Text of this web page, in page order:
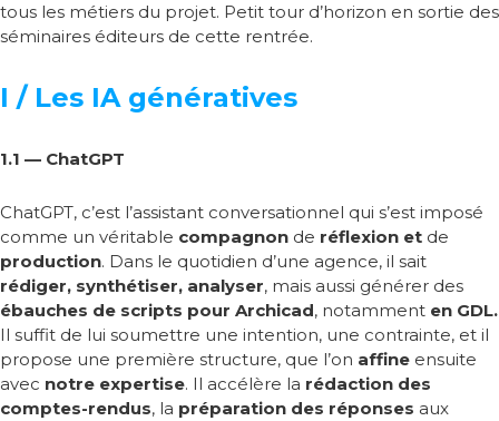
tous les métiers du projet. Petit tour d’horizon en sortie des
séminaires éditeurs de cette rentrée.
I / Les IA génératives
1.1 — ChatGPT
ChatGPT, c’est l’assistant conversationnel qui s’est imposé
comme un véritable compagnon de réflexion et de
production. Dans le quotidien d’une agence, il sait
rédiger, synthétiser, analyser, mais aussi générer des
ébauches de scripts pour Archicad, notamment en GDL.
Il suffit de lui soumettre une intention, une contrainte, et il
propose une première structure, que l’on affine ensuite
avec notre expertise. Il accélère la rédaction des
comptes-rendus, la préparation des réponses aux